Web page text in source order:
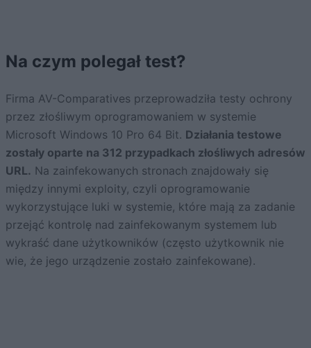
Na czym polegał test?
Firma AV-Comparatives przeprowadziła testy ochrony
przez złośliwym oprogramowaniem w systemie
Microsoft Windows 10 Pro 64 Bit. Działania testowe
zostały oparte na 312 przypadkach złośliwych adresów
URL. Na zainfekowanych stronach znajdowały się
między innymi exploity, czyli oprogramowanie
wykorzystujące luki w systemie, które mają za zadanie
przejąć kontrolę nad zainfekowanym systemem lub
wykraść dane użytkowników (często użytkownik nie
wie, że jego urządzenie zostało zainfekowane).